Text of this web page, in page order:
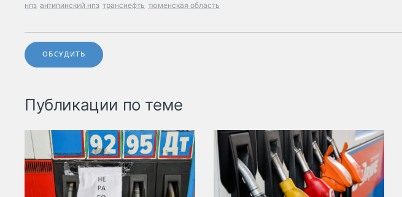
нпз антипинский нпз транснефть тюменская область
ОБСУДИТЬ
Публикации по теме